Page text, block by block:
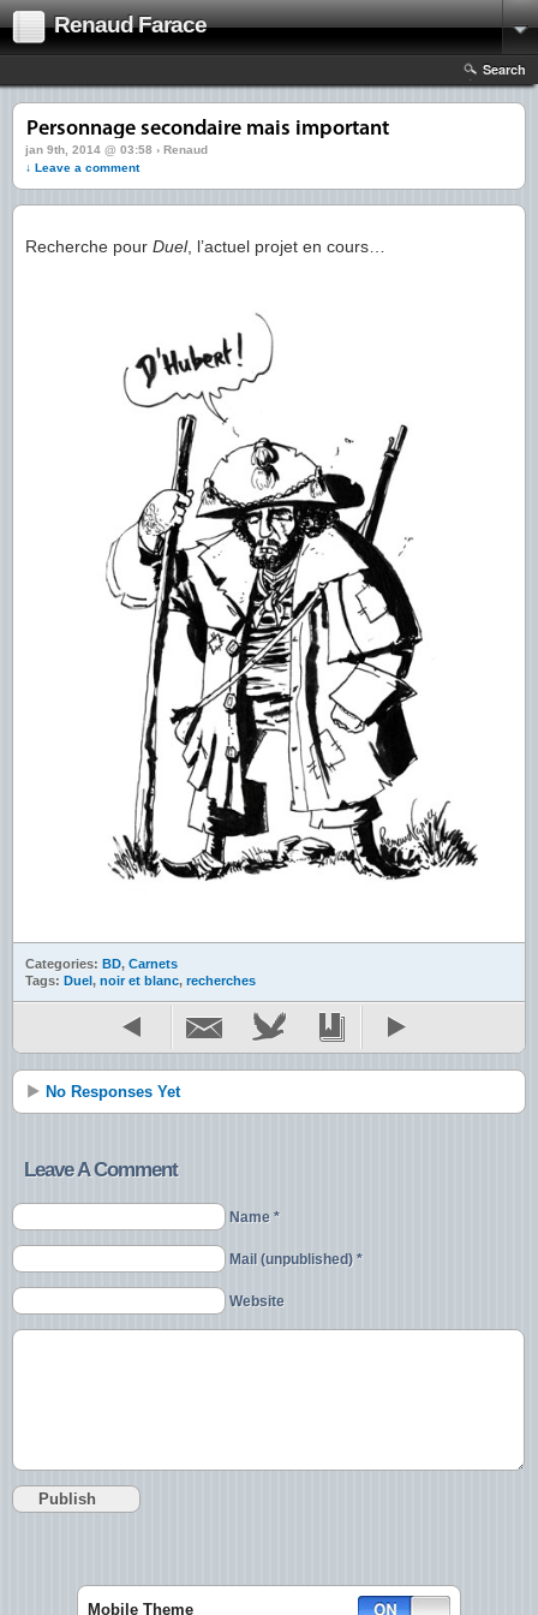
Renaud Farace
Search
jan 9th, 2014 @ 03:58 › Renaud
↓ Leave a comment
Recherche pour Duel, l’actuel projet en cours…
Categories: BD, Carnets
Tags: Duel, noir et blanc, recherches
No Responses Yet
Leave A Comment
Name *
Mail (unpublished) *
Website
Mobile Theme